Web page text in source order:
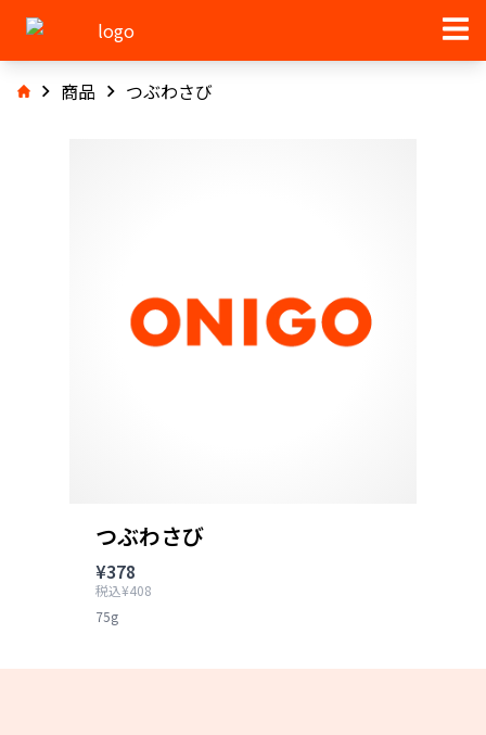
商品 つぶわさび
つぶわさび
¥378
税込¥408
75g